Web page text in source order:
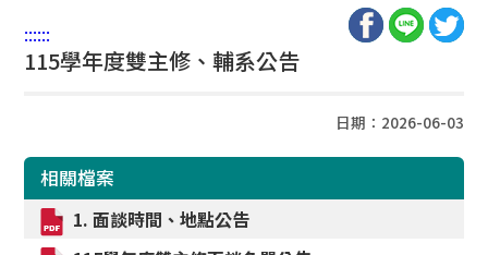
::::::
115學年度雙主修、輔系公告
日期：2026-06-03
相關檔案
1. 面談時間、地點公告